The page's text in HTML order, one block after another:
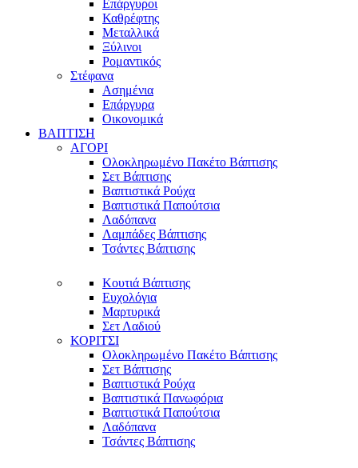
Επάργυροι
Καθρέφτης
Μεταλλικά
Ξύλινοι
Ρομαντικός
Στέφανα
Ασημένια
Επάργυρα
Οικονομικά
ΒΑΠΤΙΣΗ
ΑΓΟΡΙ
Ολοκληρωμένο Πακέτο Βάπτισης
Σετ Βάπτισης
Βαπτιστικά Ρούχα
Βαπτιστικά Παπούτσια
Λαδόπανα
Λαμπάδες Βάπτισης
Τσάντες Βάπτισης
Κουτιά Βάπτισης
Ευχολόγια
Μαρτυρικά
Σετ Λαδιού
ΚΟΡΙΤΣΙ
Ολοκληρωμένο Πακέτο Βάπτισης
Σετ Βάπτισης
Βαπτιστικά Ρούχα
Βαπτιστικά Πανωφόρια
Βαπτιστικά Παπούτσια
Λαδόπανα
Τσάντες Βάπτισης